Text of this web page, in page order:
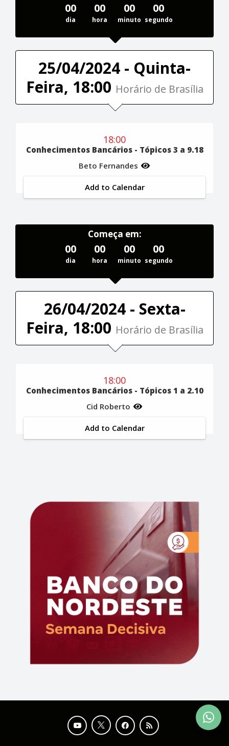
00
dia
00
hora
00
minuto
00
segundo
25/04/2024 - Quinta-
Feira, 18:00 Horário de Brasília
18:00
Conhecimentos Bancários - Tópicos 3 a 9.18
Beto Fernandes
Add to Calendar
Começa em:
00
dia
00
hora
00
minuto
00
segundo
26/04/2024 - Sexta-
Feira, 18:00 Horário de Brasília
18:00
Conhecimentos Bancários - Tópicos 1 a 2.10
Cid Roberto
Add to Calendar